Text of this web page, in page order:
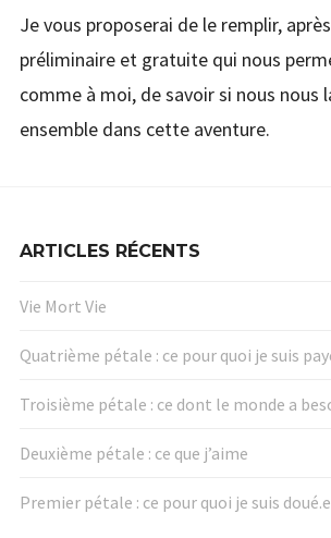
Je vous proposerai de le remplir,
préliminaire et gratuite qui nous
comme à moi, de savoir si nous nous
ensemble dans cette aventure.
ARTICLES RÉCENTS
Vie Mort Vie
Quatrième pétale : ce pour quoi je suis
Troisième pétale : ce dont le monde a
Deuxième pétale : ce que j’aime
Premier pétale : ce pour quoi je suis doué.e